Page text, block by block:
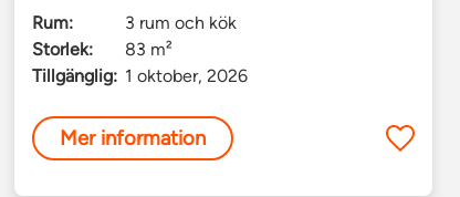
Rum:
3 rum och kök
Storlek:
83 m²
Tillgänglig: 1 oktober, 2026
Mer information